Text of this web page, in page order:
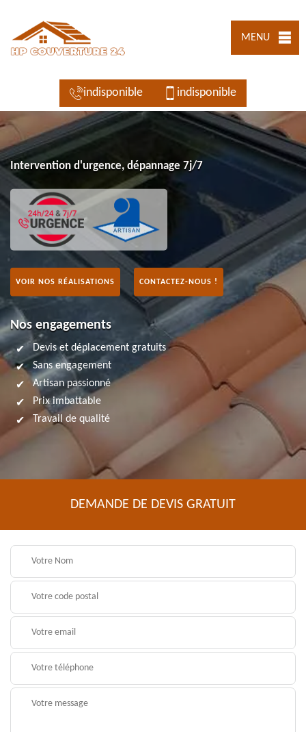
MENU
indisponible indisponible
Intervention d'urgence, dépannage 7j/7
VOIR NOS RÉALISATIONS CONTACTEZ-NOUS !
Nos engagements
Devis et déplacement gratuits
Sans engagement
Artisan passionné
Prix imbattable
Travail de qualité
DEMANDE DE DEVIS GRATUIT